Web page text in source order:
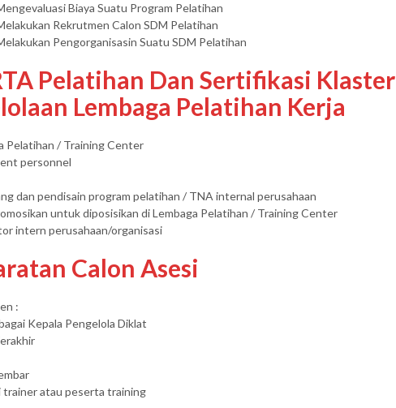
Biaya Suatu Program Pelatihan
Rekrutmen Calon SDM Pelatihan
Pengorganisasin Suatu SDM Pelatihan
Pelatihan Dan Sertifikasi Klaster
Lembaga Pelatihan Kerja
Pelatihan / Training Center
personnel
dan pendisain program pelatihan / TNA internal perusahaan
untuk diposisikan di Lembaga Pelatihan / Training Center
intern perusahaan/organisasi
Calon Asesi
:
Kepala Pengelola Diklat
trainer atau peserta training